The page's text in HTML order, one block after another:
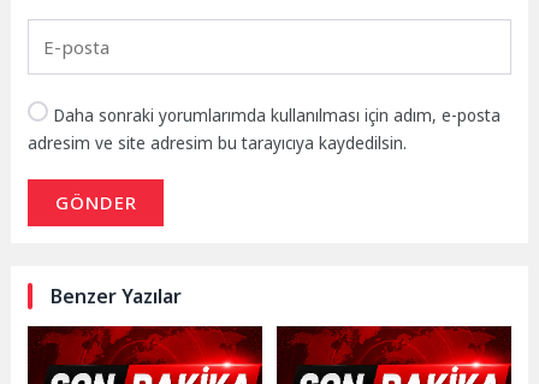
Daha sonraki yorumlarımda kullanılması için adım, e-posta
adresim ve site adresim bu tarayıcıya kaydedilsin.
GÖNDER
Benzer Yazılar